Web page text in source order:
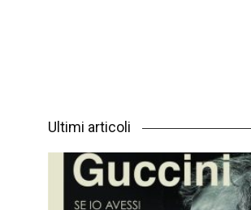
Ultimi articoli